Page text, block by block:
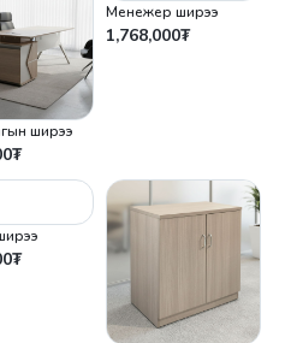
ширээ
₮
Менежер ширээ
1,768,000₮
₮